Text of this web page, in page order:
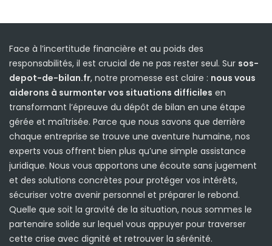
Face à l’incertitude financière et au poids des
responsabilités, il est crucial de ne pas rester seul. Sur sos-
depot-de-bilan.fr, notre promesse est claire : nous vous
aiderons à surmonter vos situations difficiles en
transformant l’épreuve du dépôt de bilan en une étape
gérée et maîtrisée. Parce que nous savons que derrière
chaque entreprise se trouve une aventure humaine, nos
experts vous offrent bien plus qu’une simple assistance
juridique. Nous vous apportons une écoute sans jugement
et des solutions concrètes pour protéger vos intérêts,
sécuriser votre avenir personnel et préparer le rebond.
Quelle que soit la gravité de la situation, nous sommes le
partenaire solide sur lequel vous appuyer pour traverser
cette crise avec dignité et retrouver la sérénité.